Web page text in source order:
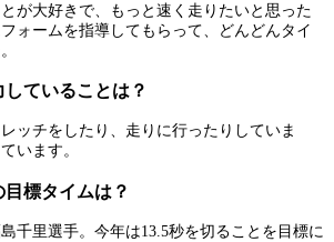
が大好きで、もっと速く走りたいと思った
ォームを指導してもらって、どんどんタイ
ていることは？
ッチをしたり、走りに行ったりしていま
います。
標タイムは？
千里選手。今年は13.5秒を切ることを目標に